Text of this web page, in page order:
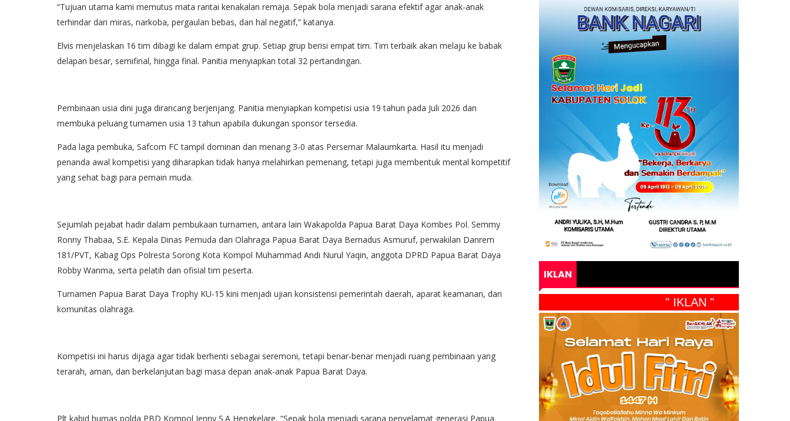
“Tujuan utama kami memutus mata rantai kenakalan remaja. Sepak bola menjadi sarana efektif agar anak-anak
terhindar dari miras, narkoba, pergaulan bebas, dan hal negatif,” katanya.
Elvis menjelaskan 16 tim dibagi ke dalam empat grup. Setiap grup berisi empat tim. Tim terbaik akan melaju ke babak
delapan besar, semifinal, hingga final. Panitia menyiapkan total 32 pertandingan.
Pembinaan usia dini juga dirancang berjenjang. Panitia menyiapkan kompetisi usia 19 tahun pada Juli 2026 dan
membuka peluang turnamen usia 13 tahun apabila dukungan sponsor tersedia.
Pada laga pembuka, Safcom FC tampil dominan dan menang 3-0 atas Persemar Malaumkarta. Hasil itu menjadi
penanda awal kompetisi yang diharapkan tidak hanya melahirkan pemenang, tetapi juga membentuk mental kompetitif
yang sehat bagi para pemain muda.
Sejumlah pejabat hadir dalam pembukaan turnamen, antara lain Wakapolda Papua Barat Daya Kombes Pol. Semmy
Ronny Thabaa, S.E. Kepala Dinas Pemuda dan Olahraga Papua Barat Daya Bernadus Asmuruf, perwakilan Danrem
181/PVT, Kabag Ops Polresta Sorong Kota Kompol Muhammad Andi Nurul Yaqin, anggota DPRD Papua Barat Daya
Robby Wanma, serta pelatih dan ofisial tim peserta.
Turnamen Papua Barat Daya Trophy KU-15 kini menjadi ujian konsistensi pemerintah daerah, aparat keamanan, dan
komunitas olahraga.
Kompetisi ini harus dijaga agar tidak berhenti sebagai seremoni, tetapi benar-benar menjadi ruang pembinaan yang
terarah, aman, dan berkelanjutan bagi masa depan anak-anak Papua Barat Daya.
Plt kabid humas polda PBD Kompol Jenny S.A Hengkelare, “Sepak bola menjadi sarana penyelamat generasi Papua.
IKLAN
" IKLAN "